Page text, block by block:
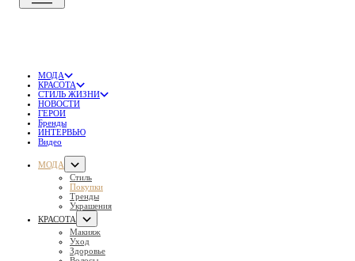
МОДА
КРАСОТА
СТИЛЬ ЖИЗНИ
НОВОСТИ
ГЕРОИ
Бренды
ИНТЕРВЬЮ
Видео
МОДА
Стиль
Покупки
Тренды
Украшения
КРАСОТА
Макияж
Уход
Здоровье